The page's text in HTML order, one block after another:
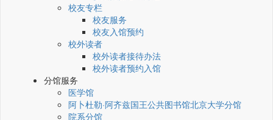
校友专栏
校友服务
校友入馆预约
校外读者
校外读者接待办法
校外读者预约入馆
分馆服务
医学馆
阿卜杜勒·阿齐兹国王公共图书馆北京大学分馆
院系分馆